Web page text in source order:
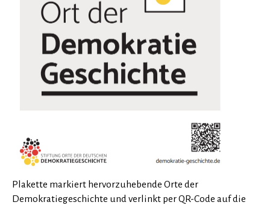
Plakette markiert hervorzuhebende Orte der
Demokratiegeschichte und verlinkt per QR-Code auf die